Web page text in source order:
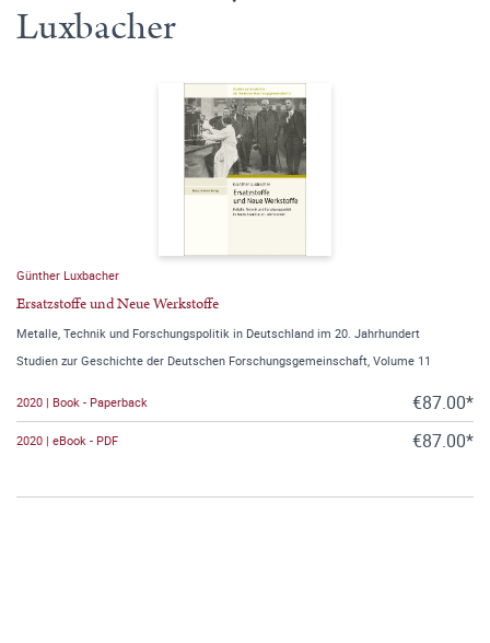
Luxbacher
Günther Luxbacher
Ersatzstoffe und Neue Werkstoffe
Metalle, Technik und Forschungspolitik in Deutschland im 20. Jahrhundert
Studien zur Geschichte der Deutschen Forschungsgemeinschaft, Volume 11
2020 | Book - Paperback €87.00*
2020 | eBook - PDF €87.00*